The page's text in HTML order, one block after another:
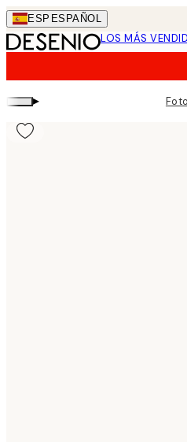
Skip
to
main
ESP ESPAÑOL
LOS MÁS
▸